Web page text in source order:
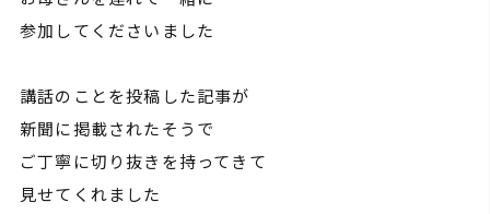
参加してくださいました
講話のことを投稿した記事が
新聞に掲載されたそうで
ご丁寧に切り抜きを持ってきて
見せてくれました